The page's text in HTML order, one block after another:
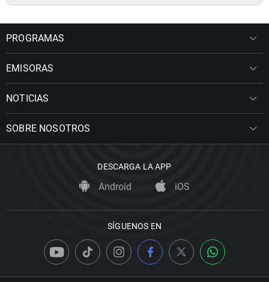
PROGRAMAS
EMISORAS
NOTICIAS
SOBRE NOSOTROS
DESCARGA LA APP
Android iOS
SÍGUENOS EN